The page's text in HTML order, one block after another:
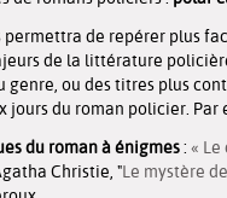
permettra de repérer plus
de la littérature
genre, ou des titres plus
jours du roman policier. Par
du roman à énigmes
«
Christie, "Le mystère